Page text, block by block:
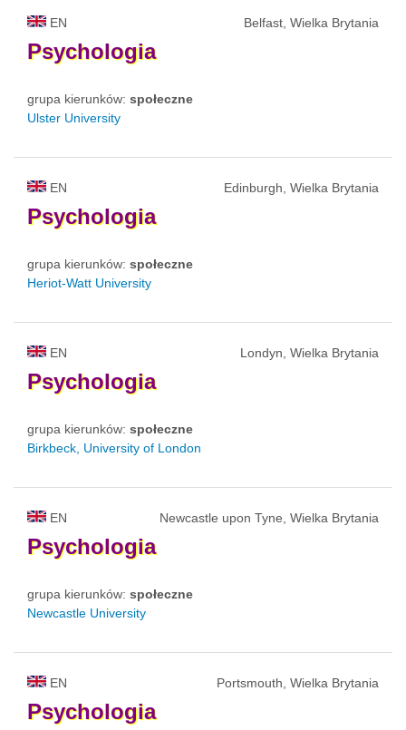
EN Belfast, Wielka Brytania
Psychologia
grupa kierunków: społeczne
Ulster University
EN Edinburgh, Wielka Brytania
Psychologia
grupa kierunków: społeczne
Heriot-Watt University
EN Londyn, Wielka Brytania
Psychologia
grupa kierunków: społeczne
Birkbeck, University of London
EN Newcastle upon Tyne, Wielka Brytania
Psychologia
grupa kierunków: społeczne
Newcastle University
EN Portsmouth, Wielka Brytania
Psychologia